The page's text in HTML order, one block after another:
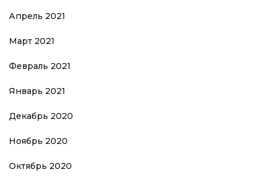
Апрель 2021
Март 2021
Февраль 2021
Январь 2021
Декабрь 2020
Ноябрь 2020
Октябрь 2020